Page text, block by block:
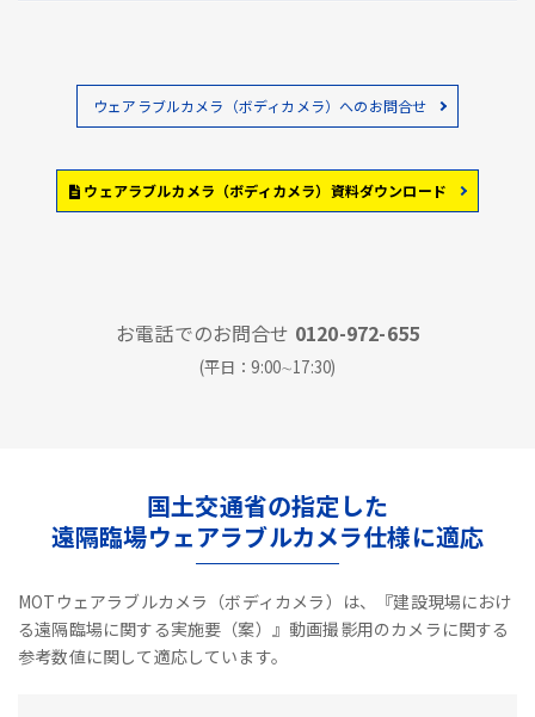
ウェアラブルカメラ（ボディカメラ）へのお問合せ
ウェアラブルカメラ（ボディカメラ）資料ダウンロード
お電話でのお問合せ 0120-972-655
(平日：9:00∼17:30)
国土交通省の指定した
遠隔臨場ウェアラブルカメラ仕様に適応
MOTウェアラブルカメラ（ボディカメラ）は、『建設現場におけ
る遠隔臨場に関する実施要（案）』動画撮影用のカメラに関する
参考数値に関して適応しています。